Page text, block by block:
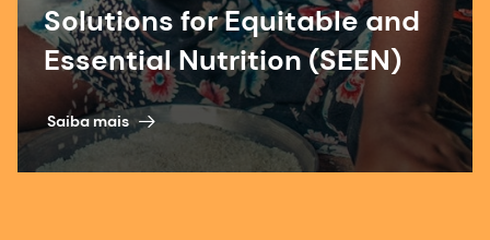
Solutions for Equitable and
Essential Nutrition (SEEN)
Saiba mais